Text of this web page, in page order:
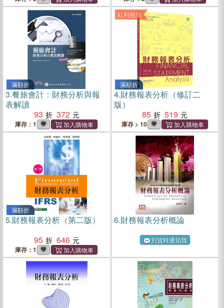
滿額折
3.餐旅會計：財務分析與報
表解讀
93
372
庫存：1
紅利兌換
滿額折
4.財務報表分析（修訂二
版）
85
519
庫存 > 10
滿額折
5.財務報表分析（第二版）
95
646
庫存：1
6.財務報表分析概論
到貨時通知我